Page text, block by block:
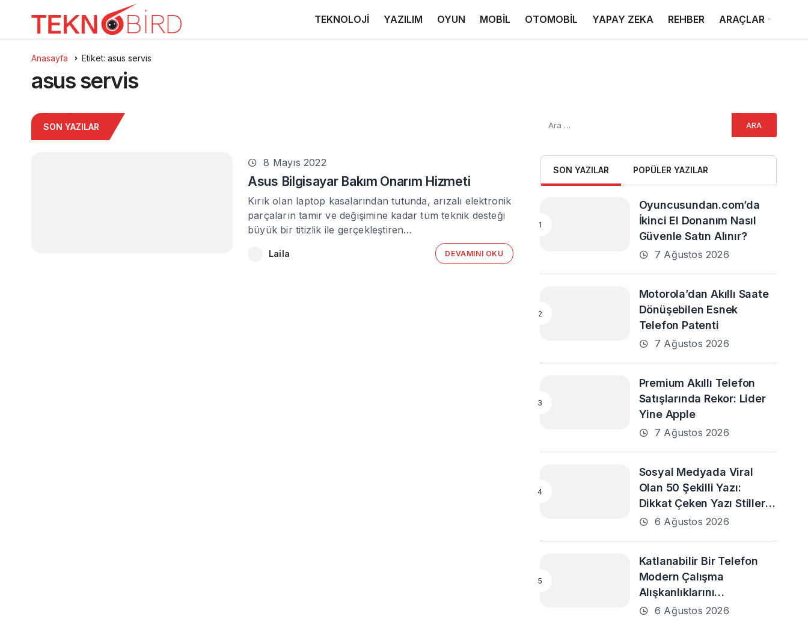
TEKNOLOJİ YAZILIM OYUN MOBİL OTOMOBİL YAPAY ZEKA REHBER ARAÇLAR
Anasayfa Etiket: asus servis
asus servis
SON YAZILAR
8 Mayıs 2022
Asus Bilgisayar Bakım Onarım Hizmeti
Kırık olan laptop kasalarından tutunda, arızalı elektronik
parçaların tamir ve değişimine kadar tüm teknik desteği
büyük bir titizlik ile gerçekleştiren…
Laila DEVAMINI OKU
SON YAZILAR POPÜLER YAZILAR
Oyuncusundan.com’da
İkinci El Donanım Nasıl
Güvenle Satın Alınır?
7 Ağustos 2026
Motorola’dan Akıllı Saate
Dönüşebilen Esnek
Telefon Patenti
7 Ağustos 2026
Premium Akıllı Telefon
Satışlarında Rekor: Lider
Yine Apple
7 Ağustos 2026
Sosyal Medyada Viral
Olan 50 Şekilli Yazı:
Dikkat Çeken Yazı Stilleri
ve En Popüler Örnekler
6 Ağustos 2026
Katlanabilir Bir Telefon
Modern Çalışma
Alışkanlıklarını
Destekleyebilir mi?
6 Ağustos 2026